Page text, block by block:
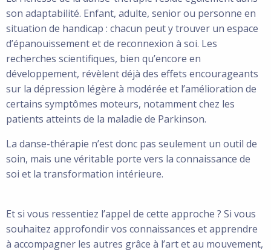
son adaptabilité. Enfant, adulte, senior ou personne en
situation de handicap : chacun peut y trouver un espace
d’épanouissement et de reconnexion à soi. Les
recherches scientifiques, bien qu’encore en
développement, révèlent déjà des effets encourageants
sur la dépression légère à modérée et l’amélioration de
certains symptômes moteurs, notamment chez les
patients atteints de la maladie de Parkinson.
La danse-thérapie n’est donc pas seulement un outil de
soin, mais une véritable porte vers la connaissance de
soi et la transformation intérieure.
Et si vous ressentiez l’appel de cette approche ? Si vous
souhaitez approfondir vos connaissances et apprendre
à accompagner les autres grâce à l’art et au mouvement,